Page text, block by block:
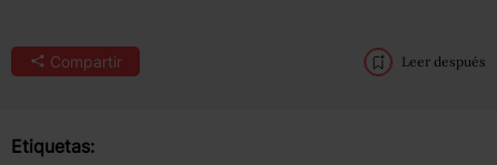
Compartir Leer después
Etiquetas: